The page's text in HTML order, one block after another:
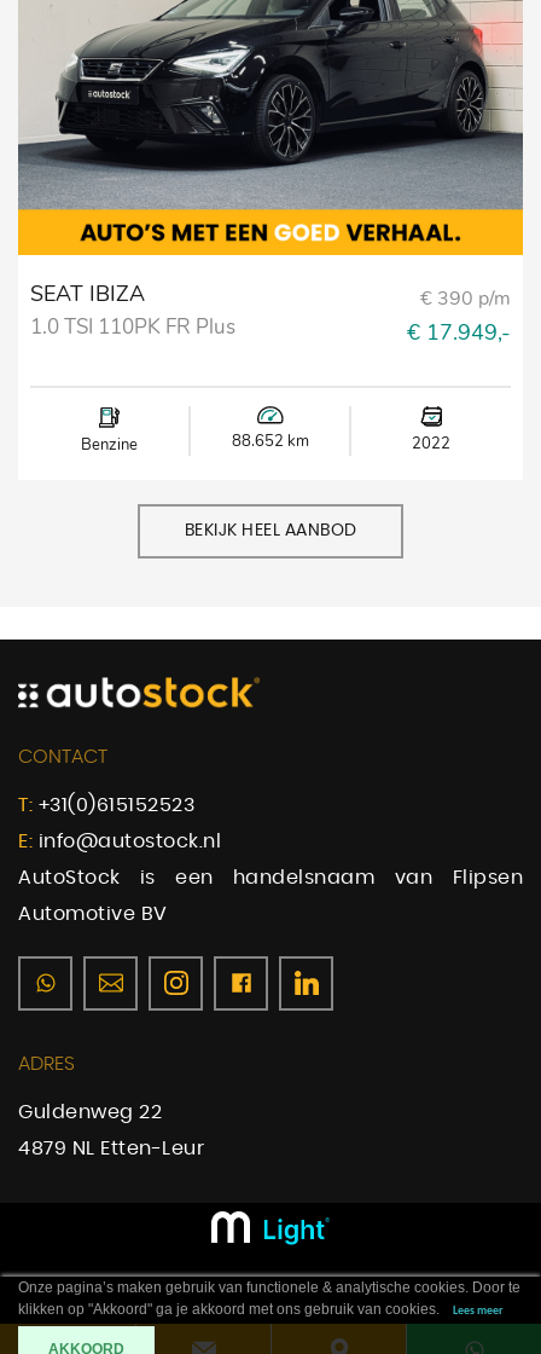
SEAT IBIZA
1.0 TSI 110PK FR Plus
€ 390 p/m
€ 17.949,-
Benzine 88.652 km 2022
BEKIJK HEEL AANBOD
CONTACT
T: +31(0)615152523
E: info@autostock.nl
AutoStock is een handelsnaam van Flipsen
Automotive BV
ADRES
Guldenweg 22
4879 NL Etten-Leur
Onze pagina’s maken gebruik van functionele & analytische cookies. Door te
klikken op "Akkoord" ga je akkoord met ons gebruik van cookies.
Lees meer
AKKOORD